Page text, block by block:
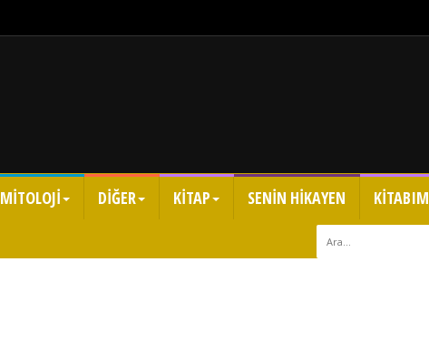
MİTOLOJİ DİĞER KİTAP SENİN HİKAYEN KİTABIM